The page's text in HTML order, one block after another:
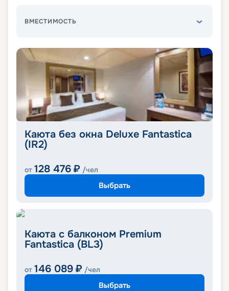
ВМЕСТИМОСТЬ
Каюта без окна Deluxe Fantastica
(IR2)
от 128 476 ₽ /чел
Выбрать
Каюта с балконом Premium
Fantastica (BL3)
от 146 089 ₽ /чел
Выбрать